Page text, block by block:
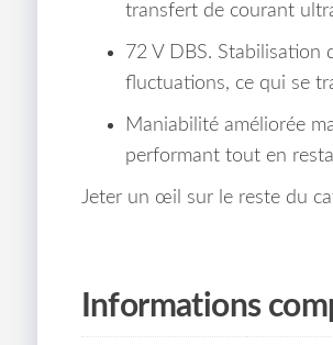
transfert de courant
72 V DBS. Stabilisation
fluctuations, ce qui se
Maniabilité améliorée
performant tout en
Jeter un œil sur le reste du
Informations